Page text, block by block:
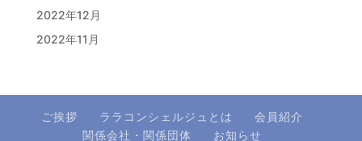
2022年12月
2022年11月
ご挨拶 ララコンシェルジュとは
会員紹介
関係会社・関係団体
お知らせ